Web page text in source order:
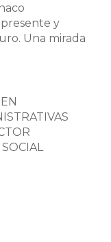
y
Una mirada